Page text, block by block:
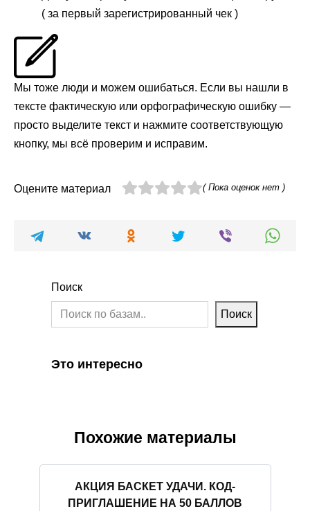
( за первый зарегистрированный чек )
Мы тоже люди и можем ошибаться. Если вы нашли в
тексте фактическую или орфографическую ошибку —
просто выделите текст и нажмите соответствующую
кнопку, мы всё проверим и исправим.
Оцените материал ( Пока оценок нет )
Поиск
Поиск
Это интересно
Похожие материалы
АКЦИЯ БАСКЕТ УДАЧИ. КОД-
ПРИГЛАШЕНИЕ НА 50 БАЛЛОВ